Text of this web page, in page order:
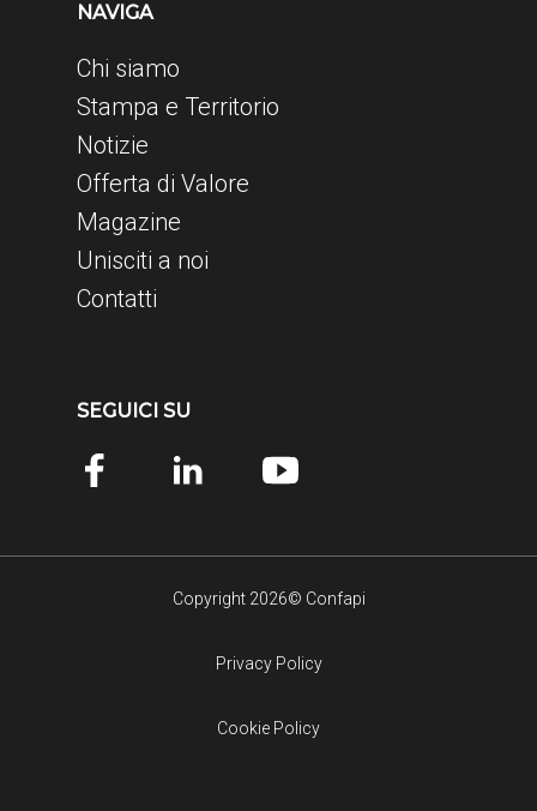
NAVIGA
Chi siamo
Stampa e Territorio
Notizie
Offerta di Valore
Magazine
Unisciti a noi
Contatti
SEGUICI SU
Copyright 2026© Confapi
Privacy Policy
Cookie Policy